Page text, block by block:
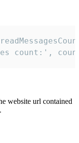
count:',
website url contained